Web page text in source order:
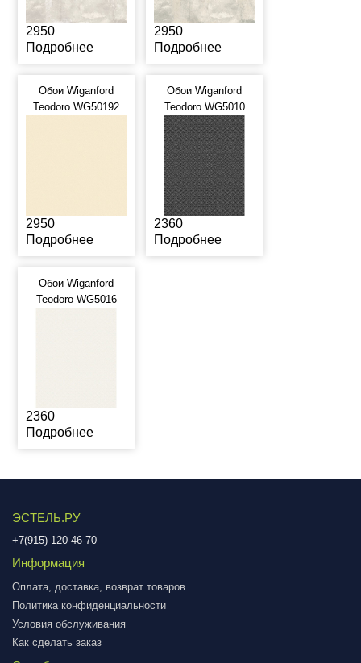
2950
Подробнее
2950
Подробнее
Обои Wiganford
Teodoro WG50192
2950
Подробнее
Обои Wiganford
Teodoro WG5010
2360
Подробнее
Обои Wiganford
Teodoro WG5016
2360
Подробнее
ЭСТЕЛЬ.РУ
+7(915) 120-46-70
Информация
Оплата, доставка, возврат товаров
Политика конфиденциальности
Условия обслуживания
Как сделать заказ